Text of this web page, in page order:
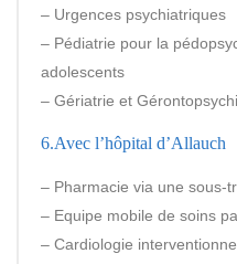
– Urgences psychiatriques
– Pédiatrie pour la
adolescents
– Gériatrie et
6.Avec l’hôpital d’Allauch
– Pharmacie via une sous-
– Equipe mobile de soins
– Cardiologie